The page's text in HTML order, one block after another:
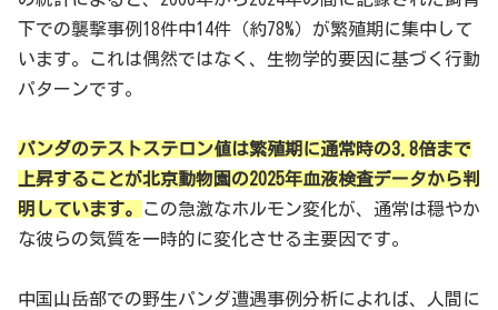
下での襲撃事例18件中14件（約78%）が繁殖期に集中して
います。これは偶然ではなく、生物学的要因に基づく行動
パターンです。
パンダのテストステロン値は繁殖期に通常時の3.8倍まで
上昇することが北京動物園の2025年血液検査データから判
明しています。
この急激なホルモン変化が、通常は穏やか
な彼らの気質を一時的に変化させる主要因です。
中国山岳部での野生パンダ遭遇事例分析によれば、人間に